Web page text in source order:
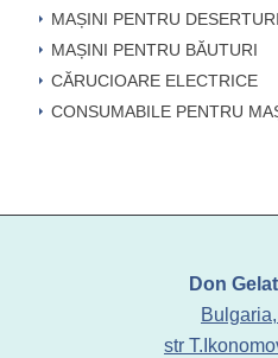
MAȘINI PENTRU
MAȘINI PENTRU BĂUTURI
CĂRUCIOARE ELECTRICE
CONSUMABILE PENTRU
Don
str